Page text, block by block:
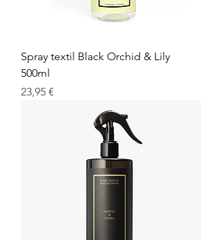
Spray textil Black Orchid & Lily
500ml
Prix
23,95 €